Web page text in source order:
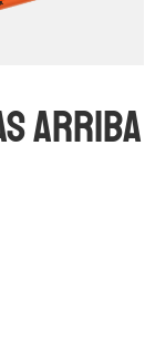
Arriba